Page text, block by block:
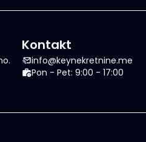
Kontakt
info@keynekretnine.me
Pon - Pet: 9:00 - 17:00